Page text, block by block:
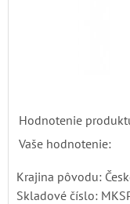
Hodnotenie
Vaše hodnotenie:
Krajina pôvodu:
Skladové číslo: